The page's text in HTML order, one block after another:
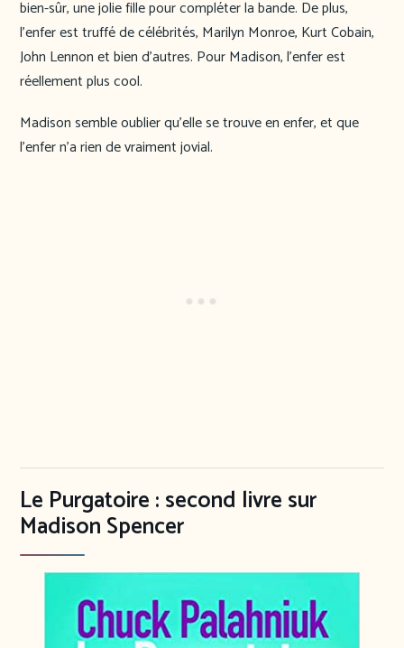
bien-sûr, une jolie fille pour compléter la bande. De plus,
l’enfer est truffé de célébrités, Marilyn Monroe, Kurt Cobain,
John Lennon et bien d’autres. Pour Madison, l’enfer est
réellement plus cool.
Madison semble oublier qu’elle se trouve en enfer, et que
l’enfer n’a rien de vraiment jovial.
Le Purgatoire : second livre sur
Madison Spencer